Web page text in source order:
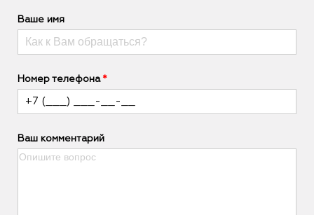
Ваше имя
Номер телефона
Ваш комментарий